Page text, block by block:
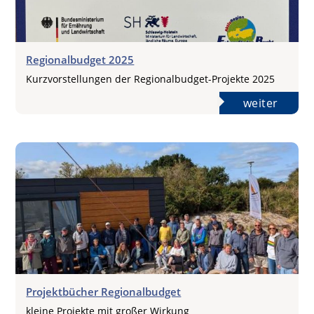
Regionalbudget 2025
Kurzvorstellungen der Regionalbudget-Projekte 2025
weiter:
2025
Projektbücher Regionalbudget
kleine Projekte mit großer Wirkung